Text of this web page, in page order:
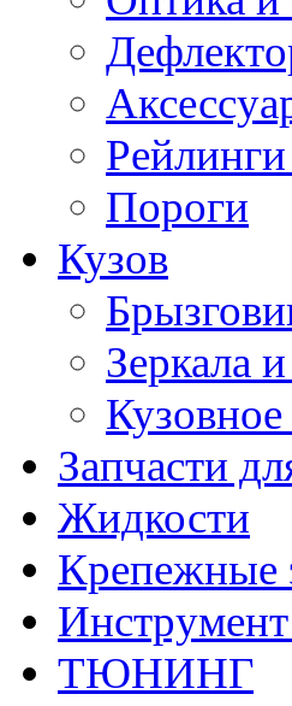
Пороги
Кузов
Зеркала
Запчасти
Жидкости
Крепежные
ТЮНИНГ